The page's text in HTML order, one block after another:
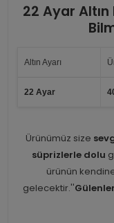
22 Ayar Altın
Altın Ayarı
22 Ayar
Ürünümüz size
süprizlerle dolu
ürünün
gelecektir.''